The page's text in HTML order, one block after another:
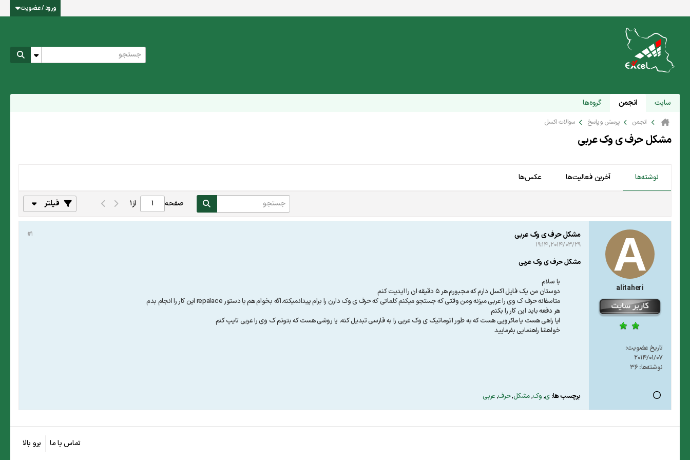
ورود / عضویت
سایت انجمن گروه‌ها
انجمن پرسش و پاسخ سوالات اکسل
مشکل حرف ی وک عربی
نوشته‌ها آخرین فعالیت‌ها عکس‌ها
صفحه از1 فیلتر
alitaheri
تاریخ عضویت:
2014/01/07
نوشته‌ها: 36
#1 مشکل حرف ی وک عربی
2014/03/29, 19:14
مشکل حرف ی وک عربی
با سلام
دوستان من یک فایل اکسل دارم که مجبورم هر 5 دقیقه ان را اپدیت کنم
متاسفانه حرف ک وی را عربی میزنه ومن وقتی که جستجو میکنم کلماتی که حرف ی وک دارن را برام پیدانمیکنه.اگه بخوام هم با دستور repalace این کار را انجام بدم
هر دفعه باید این کار را بکنم
ایا راهی هست یا ماکرویی هست که به طور اتوماتیک ی وک عربی را به فارسی تبدیل کنه. یا روشی هست که بتونم ک وی را عربی تایپ کنم
خواهشا راهنمایی بفرمایید
برچسب ها: ی, وک,مشکل,حرف, عربی
تماس با ما برو بالا